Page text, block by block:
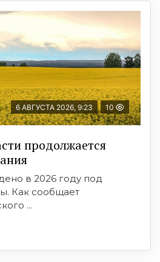
6 АВГУСТА 2026, 9:23 10
продолжается
в 2026 году под
Как сообщает
...